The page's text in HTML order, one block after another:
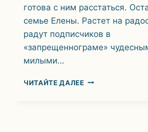
готова с ним расстаться.
семье Елены. Растет на
радут подписчиков в
«запрещеннограме»
милыми…
ЧИТАЙТЕ ДАЛЕЕПОМЕТ